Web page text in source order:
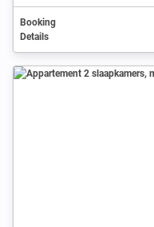
Booking
Details